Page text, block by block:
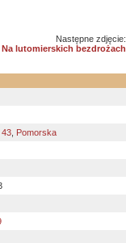
Następne zdjęcie:
Na lutomierskich bezdrożach
43
Pomorska